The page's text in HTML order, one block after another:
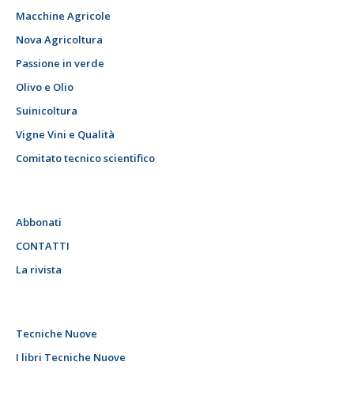
Macchine Agricole
Nova Agricoltura
Passione in verde
Olivo e Olio
Suinicoltura
Vigne Vini e Qualità
Comitato tecnico scientifico
Abbonati
CONTATTI
La rivista
Tecniche Nuove
I libri Tecniche Nuove